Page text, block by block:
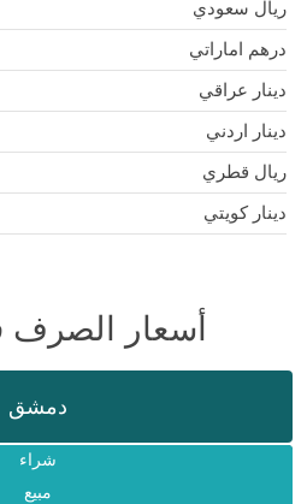
ريال سعودي
درهم اماراتي
دينار عراقي
دينار اردني
ريال قطري
دينار كويتي
أسعار الصرف
دمشق
شراء
مبيع